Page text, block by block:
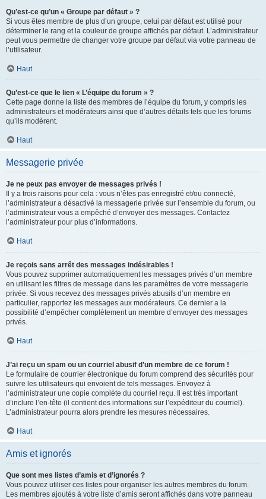
Qu’est-ce qu’un « Groupe par défaut » ?
Si vous êtes membre de plus d’un groupe, celui par défaut est utilisé pour
déterminer le rang et la couleur de groupe affichés par défaut. L’administrateur
peut vous permettre de changer votre groupe par défaut via votre panneau de
l’utilisateur.
Haut
Qu’est-ce que le lien « L’équipe du forum » ?
Cette page donne la liste des membres de l’équipe du forum, y compris les
administrateurs et modérateurs ainsi que d’autres détails tels que les forums
qu’ils modèrent.
Haut
Messagerie privée
Je ne peux pas envoyer de messages privés !
Il y a trois raisons pour cela : vous n’êtes pas enregistré et/ou connecté,
l’administrateur a désactivé la messagerie privée sur l’ensemble du forum, ou
l’administrateur vous a empêché d’envoyer des messages. Contactez
l’administrateur pour plus d’informations.
Haut
Je reçois sans arrêt des messages indésirables !
Vous pouvez supprimer automatiquement les messages privés d’un membre
en utilisant les filtres de message dans les paramètres de votre messagerie
privée. Si vous recevez des messages privés abusifs d’un membre en
particulier, rapportez les messages aux modérateurs. Ce dernier a la
possibilité d’empêcher complètement un membre d’envoyer des messages
privés.
Haut
J’ai reçu un spam ou un courriel abusif d’un membre de ce forum !
Le formulaire de courrier électronique du forum comprend des sécurités pour
suivre les utilisateurs qui envoient de tels messages. Envoyez à
l’administrateur une copie complète du courriel reçu. Il est très important
d’inclure l’en-tête (il contient des informations sur l’expéditeur du courriel).
L’administrateur pourra alors prendre les mesures nécessaires.
Haut
Amis et ignorés
Que sont mes listes d’amis et d’ignorés ?
Vous pouvez utiliser ces listes pour organiser les autres membres du forum.
Les membres ajoutés à votre liste d’amis seront affichés dans votre panneau